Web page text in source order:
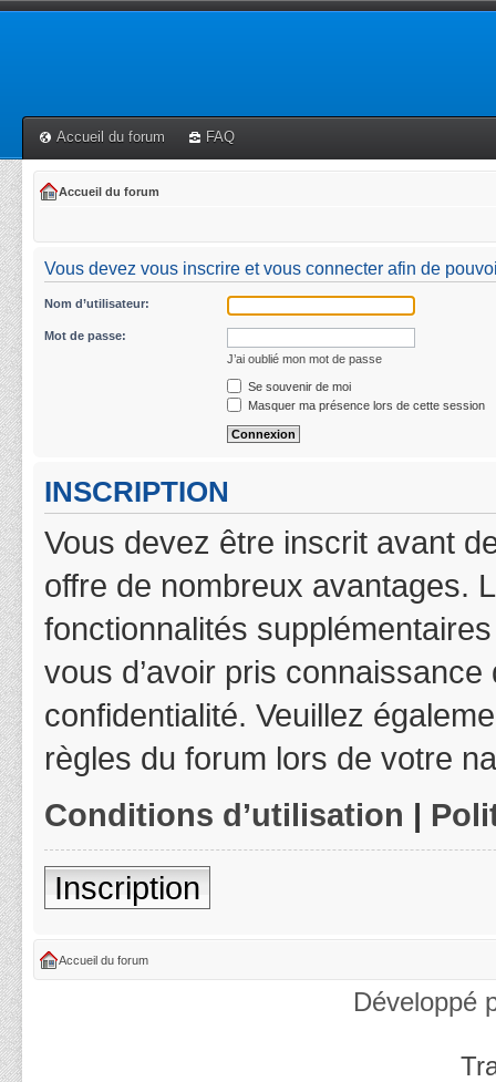
Accueil du forum FAQ
Accueil du forum
Vous devez vous inscrire et vous connecter afin de
Nom d’utilisateur:
Mot de passe:
J’ai oublié mon mot de passe
Se souvenir de moi
Masquer ma présence lors de cette session
INSCRIPTION
Vous devez être inscrit avant
offre de nombreux avantages.
fonctionnalités
vous d’avoir pris
confidentialité. Veuillez
règles du forum lors de votre
Conditions d’utilisation |
Inscription
Accueil du forum
Développé